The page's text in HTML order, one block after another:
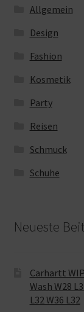
Allgemein
Design
Fashion
Kosmetik
Party
Reisen
Schmuck
Schuhe
Neueste
Carhartt
Wash W28
L32 W36 L32